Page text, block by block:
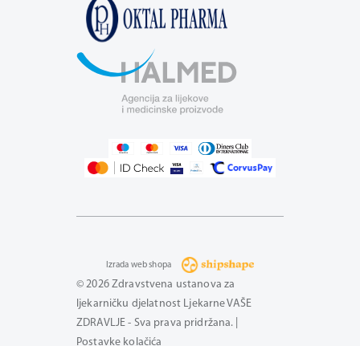
© 2026 Zdravstvena ustanova za
ljekarničku djelatnost Ljekarne VAŠE
ZDRAVLJE - Sva prava pridržana. |
Postavke kolačića
Izrada web shopa